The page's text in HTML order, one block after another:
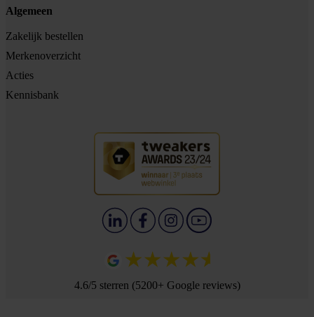
Algemeen
Zakelijk bestellen
Merkenoverzicht
Acties
Kennisbank
4.6/5 sterren (5200+ Google reviews)